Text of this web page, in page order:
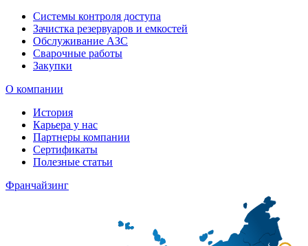
Системы контроля доступа
Зачистка резервуаров и емкостей
Обслуживание АЗС
Сварочные работы
Закупки
О компании
История
Карьера у нас
Партнеры компании
Сертификаты
Полезные статьи
Франчайзинг